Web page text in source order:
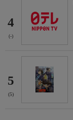
4
(-)
5
(5)